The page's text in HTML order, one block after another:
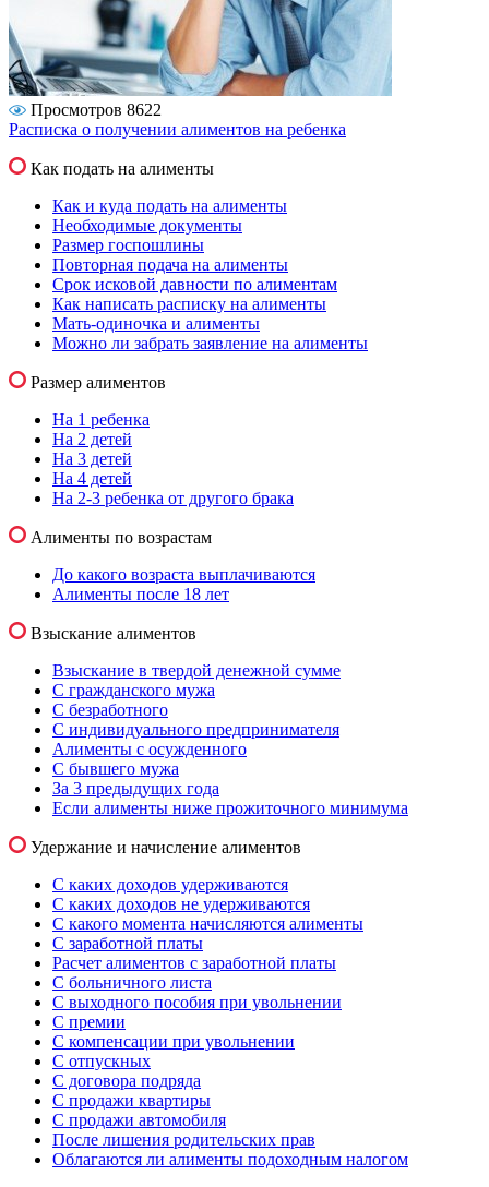
Просмотров 8622
Расписка о получении алиментов на ребенка
Как подать на алименты
Как и куда подать на алименты
Необходимые документы
Размер госпошлины
Повторная подача на алименты
Срок исковой давности по алиментам
Как написать расписку на алименты
Мать-одиночка и алименты
Можно ли забрать заявление на алименты
Размер алиментов
На 1 ребенка
На 2 детей
На 3 детей
На 4 детей
На 2-3 ребенка от другого брака
Алименты по возрастам
До какого возраста выплачиваются
Алименты после 18 лет
Взыскание алиментов
Взыскание в твердой денежной сумме
С гражданского мужа
С безработного
С индивидуального предпринимателя
Алименты с осужденного
С бывшего мужа
За 3 предыдущих года
Если алименты ниже прожиточного минимума
Удержание и начисление алиментов
С каких доходов удерживаются
С каких доходов не удерживаются
С какого момента начисляются алименты
С заработной платы
Расчет алиментов с заработной платы
С больничного листа
С выходного пособия при увольнении
С премии
С компенсации при увольнении
С отпускных
С договора подряда
С продажи квартиры
С продажи автомобиля
После лишения родительских прав
Облагаются ли алименты подоходным налогом